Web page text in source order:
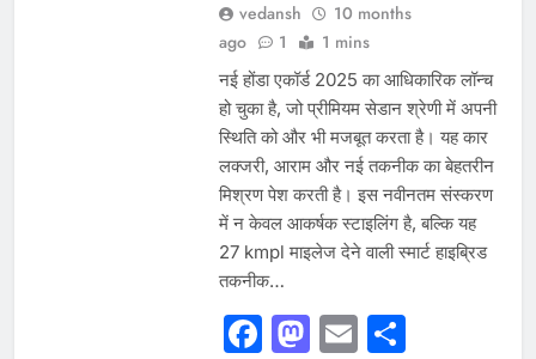
vedansh
10 months
ago
1 1 mins
नई होंडा एकॉर्ड 2025 का आधिकारिक लॉन्च
हो चुका है, जो प्रीमियम सेडान श्रेणी में अपनी
स्थिति को और भी मजबूत करता है। यह कार
लक्जरी, आराम और नई तकनीक का बेहतरीन
मिश्रण पेश करती है। इस नवीनतम संस्करण
में न केवल आकर्षक स्टाइलिंग है, बल्कि यह
27 kmpl माइलेज देने वाली स्मार्ट हाइब्रिड
तकनीक…
Facebook
Mastodon
EmailShare